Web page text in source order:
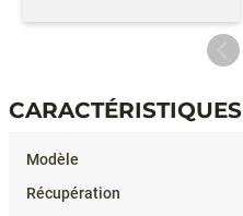
CARACTÉRISTIQUES